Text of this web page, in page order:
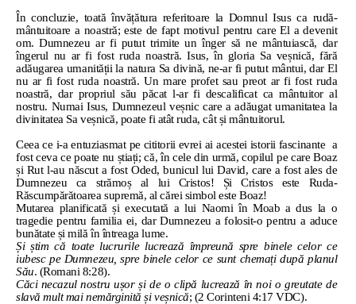
În concluzie, toată învățătura referitoare la Domnul Isus ca rudă-
mântuitoare a noastră; este de fapt motivul pentru care El a devenit
om. Dumnezeu ar fi putut trimite un înger să ne mântuiască, dar
îngerul nu ar fi fost ruda noastră. Isus, în gloria Sa veșnică, fără
adăugarea umanității la natura Sa divină, ne-ar fi putut mântui, dar El
nu ar fi fost ruda noastră. Un mare profet sau preot ar fi fost ruda
noastră, dar propriul său păcat l-ar fi descalificat ca mântuitor al
nostru. Numai Isus, Dumnezeul veșnic care a adăugat umanitatea la
divinitatea Sa veșnică, poate fi atât ruda, cât și mântuitorul.
Ceea ce i-a entuziasmat pe cititorii evrei ai acestei istorii fascinante a
fost ceva ce poate nu știați; că, în cele din urmă, copilul pe care Boaz
și Rut l-au născut a fost Oded, bunicul lui David, care a fost ales de
Dumnezeu ca strămoș al lui Cristos! Și Cristos este Ruda-
Răscumpărătoarea supremă, al cărei simbol este Boaz!
Mutarea planificată și executată a lui Naomi în Moab a dus la o
tragedie pentru familia ei, dar Dumnezeu a folosit-o pentru a aduce
bunătate și milă în întreaga lume.
Și știm că toate lucrurile lucrează împreună spre binele celor ce
iubesc pe Dumnezeu, spre binele celor ce sunt chemați după planul
Său. (Romani 8:28).
Căci necazul nostru ușor și de o clipă lucrează în noi o greutate de
slavă mult mai nemărginită și veșnică; (2 Corinteni 4:17 VDC).